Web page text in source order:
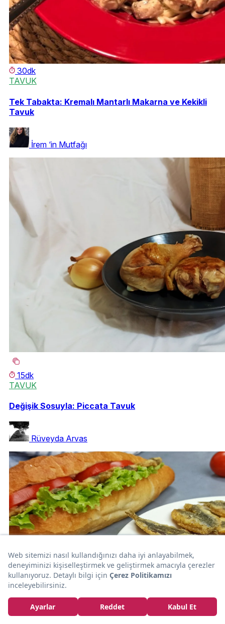
30dk
TAVUK
Tek Tabakta: Kremalı Mantarlı Makarna ve Kekikli
Tavuk
İrem ‘in Mutfağı
15dk
TAVUK
Değişik Sosuyla: Piccata Tavuk
Rüveyda Arvas